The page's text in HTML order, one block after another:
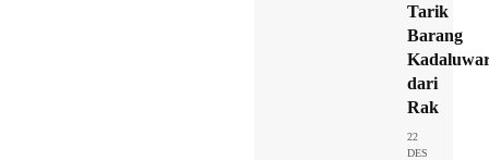
Tarik
Barang
dari
Rak
22
DES